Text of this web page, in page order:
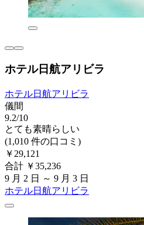
ホテル日航アリビラ
ホテル日航アリビラ
儀間
9.2/10
とても素晴らしい
(1,010 件の口コミ)
￥29,121
合計 ￥35,236
9 月 2 日 ～ 9 月 3 日
ホテル日航アリビラ